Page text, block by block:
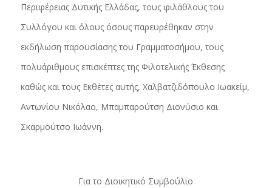
Περιφέρειας Δυτικής Ελλάδας, τους φιλάθλους του
Συλλόγου και όλους όσους παρευρέθηκαν στην
εκδήλωση παρουσίασης του Γραμματοσήμου, τους
πολυάριθμους επισκέπτες της Φιλοτελικής Έκθεσης
καθώς και τους Εκθέτες αυτής, Χαλβατζιδόπουλο Ιωακείμ,
Αντωνίου Νικόλαο, Μπαμπαρούτση Διονύσιο και
Σκαρμούτσο Ιωάννη.
Για το Διοικητικό Συμβούλιο